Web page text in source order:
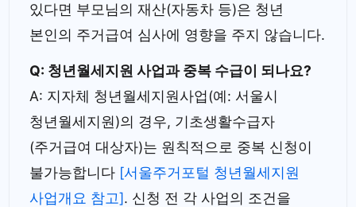
있다면 부모님의 재산(자동차 등)은 청년
본인의 주거급여 심사에 영향을 주지 않습니다.
Q: 청년월세지원 사업과 중복 수급이 되나요?
A: 지자체 청년월세지원사업(예: 서울시
청년월세지원)의 경우, 기초생활수급자
(주거급여 대상자)는 원칙적으로 중복 신청이
불가능합니다 [서울주거포털 청년월세지원
사업개요 참고]. 신청 전 각 사업의 조건을